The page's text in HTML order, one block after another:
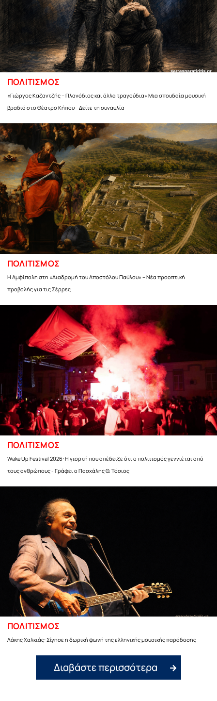
ΠΟΛΙΤΙΣΜΟΣ
«Γιώργος Καζαντζής – Πλανόδιος και άλλα τραγούδια» Μια σπουδαία μουσική
βραδιά στο Θέατρο Κήπου - Δείτε τη συναυλία
ΠΟΛΙΤΙΣΜΟΣ
Η Αμφίπολη στη «Διαδρομή του Αποστόλου Παύλου» – Νέα προοπτική
προβολής για τις Σέρρες
ΠΟΛΙΤΙΣΜΟΣ
Wake Up Festival 2026: Η γιορτή που απέδειξε ότι ο πολιτισμός γεννιέται από
τους ανθρώπους - Γράφει ο Πασχάλης Θ. Τόσιος
ΠΟΛΙΤΙΣΜΟΣ
Λάκης Χαλκιάς: Σίγησε η δωρική φωνή της ελληνικής μουσικής παράδοσης
Διαβάστε περισσότερα